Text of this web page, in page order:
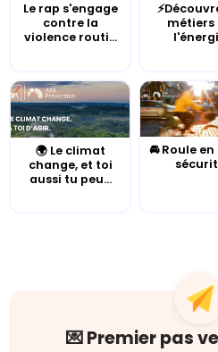
Le rap s'engage
contre la
violence routi...
métiers
🌍 Le climat
change, et toi
aussi tu peu...
🚘 Roule
💌 Premier pas